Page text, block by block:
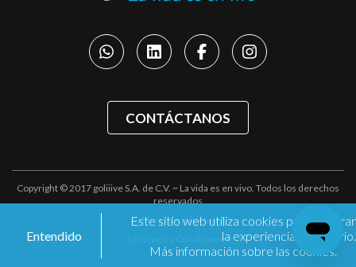
CONTÁCTANOS
Copyright © 2017 goliiive S.A. de C.V. ~ La vida es en vivo. Todos los derechos
reservados
Políticas de privacidad
Términos y Condiciones
Entendido
Este sitio web utiliza cookies para mejorar
la experiencia de usuario.
Más información sobre las cookies.